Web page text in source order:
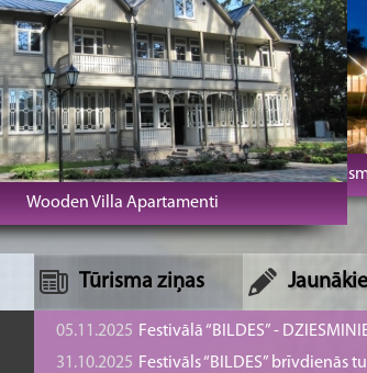
SPA Hotel Usma
Minhauzena Unda
Vecrīga
Tūrisma ziņas
05.11.2025 Festivālā “BILDES” -
31.10.2025 Festivāls “BILDES” brīvdienās